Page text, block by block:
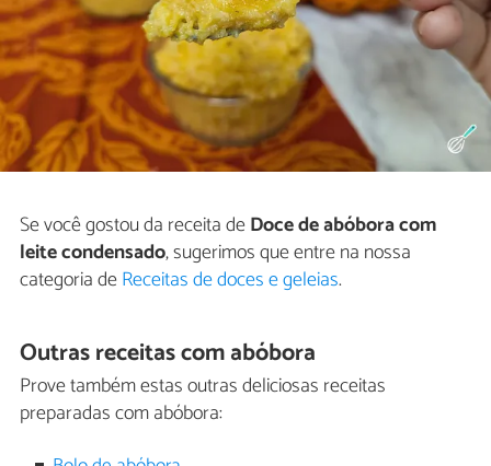
Se você gostou da receita deDoce de abóbora com
leite condensado, sugerimos que entre na nossa
categoria deReceitas de doces e geleias.
Outras receitas com abóbora
Prove também estas outras deliciosas receitas
preparadas com abóbora: